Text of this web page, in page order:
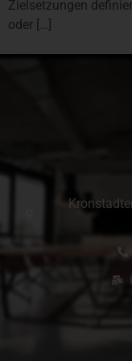
Zielsetzungen
oder […]